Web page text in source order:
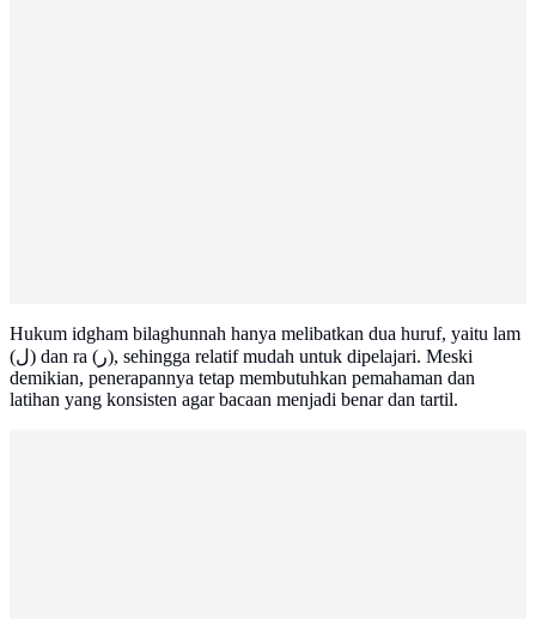
Hukum idgham bilaghunnah hanya melibatkan dua huruf, yaitu lam
(ل) dan ra (ر), sehingga relatif mudah untuk dipelajari. Meski
demikian, penerapannya tetap membutuhkan pemahaman dan
latihan yang konsisten agar bacaan menjadi benar dan tartil.